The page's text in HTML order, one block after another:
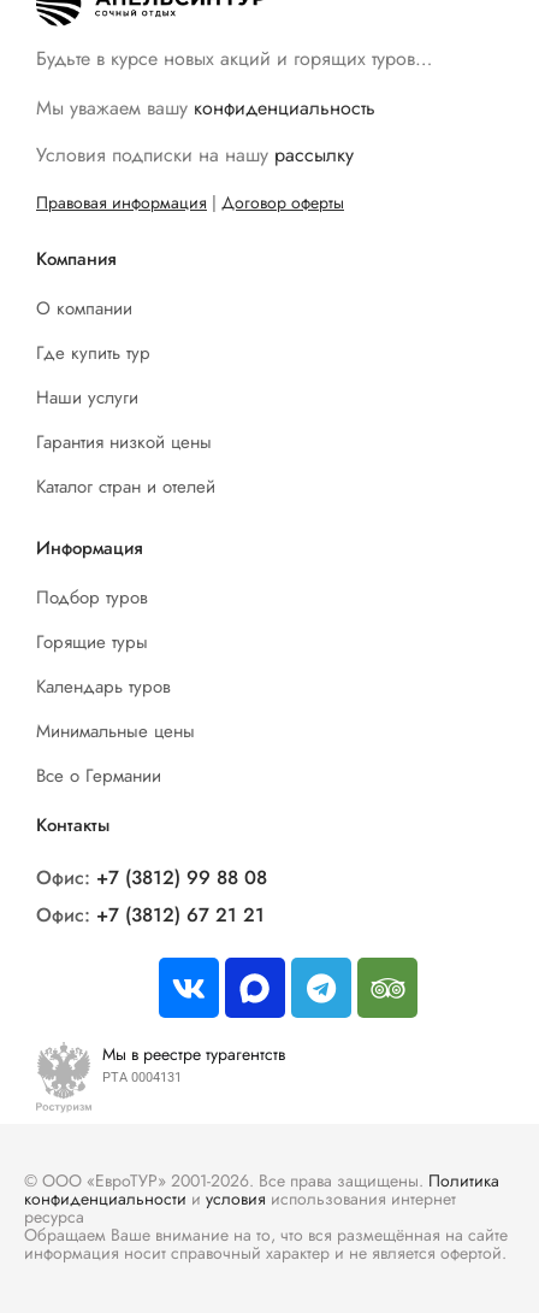
Будьте в курсе новых акций и горящих туров…
Мы уважаем вашу конфиденциальность
Условия подписки на нашу рассылку
Правовая информация | Договор оферты
Компания
О компании
Где купить тур
Наши услуги
Гарантия низкой цены
Каталог стран и отелей
Информация
Подбор туров
Горящие туры
Календарь туров
Минимальные цены
Все о Германии
Контакты
Офис: +7 (3812) 99 88 08
Офис: +7 (3812) 67 21 21
Мы в реестре турагентств
РТА 0004131
© ООО «ЕвроТУР» 2001-2026. Все права защищены. Политика
конфиденциальности и условия использования интернет
ресурса
Обращаем Ваше внимание на то, что вся размещённая на сайте
информация носит справочный характер и не является офертой.